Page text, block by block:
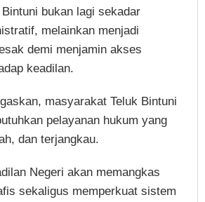
bukan lagi sekadar
melainkan menjadi
demi menjamin akses
keadilan.
masyarakat Teluk Bintuni
pelayanan hukum yang
dan terjangkau.
Negeri akan memangkas
sekaligus memperkuat sistem